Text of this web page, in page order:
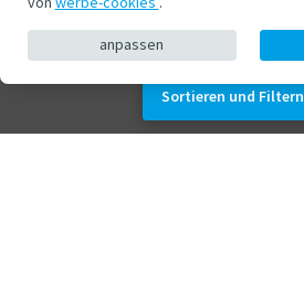
Sortieren und Filtern
anpassen